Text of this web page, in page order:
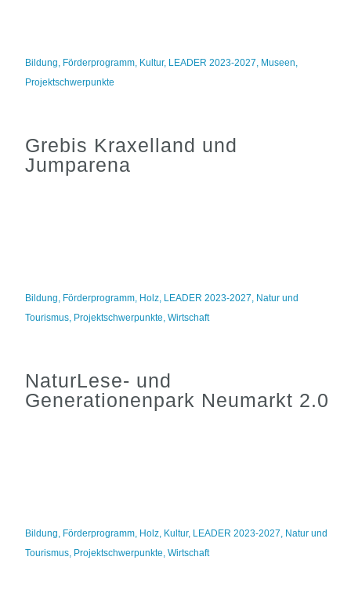
Bildung, Förderprogramm, Kultur, LEADER 2023-2027, Museen,
Projektschwerpunkte
Grebis Kraxelland und
Jumparena
Bildung, Förderprogramm, Holz, LEADER 2023-2027, Natur und
Tourismus, Projektschwerpunkte,Wirtschaft
NaturLese- und
Generationenpark Neumarkt 2.0
Bildung, Förderprogramm, Holz, Kultur, LEADER 2023-2027, Natur und
Tourismus, Projektschwerpunkte,Wirtschaft